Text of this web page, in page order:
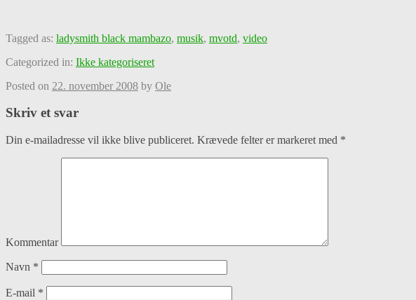
Tagged as: ladysmith black mambazo, musik, mvotd, video
Categorized in: Ikke kategoriseret
Posted on 22. november 2008 by Ole
Skriv et svar
Din e-mailadresse vil ikke blive publiceret. Krævede felter er markeret med *
Kommentar
Navn *
E-mail *